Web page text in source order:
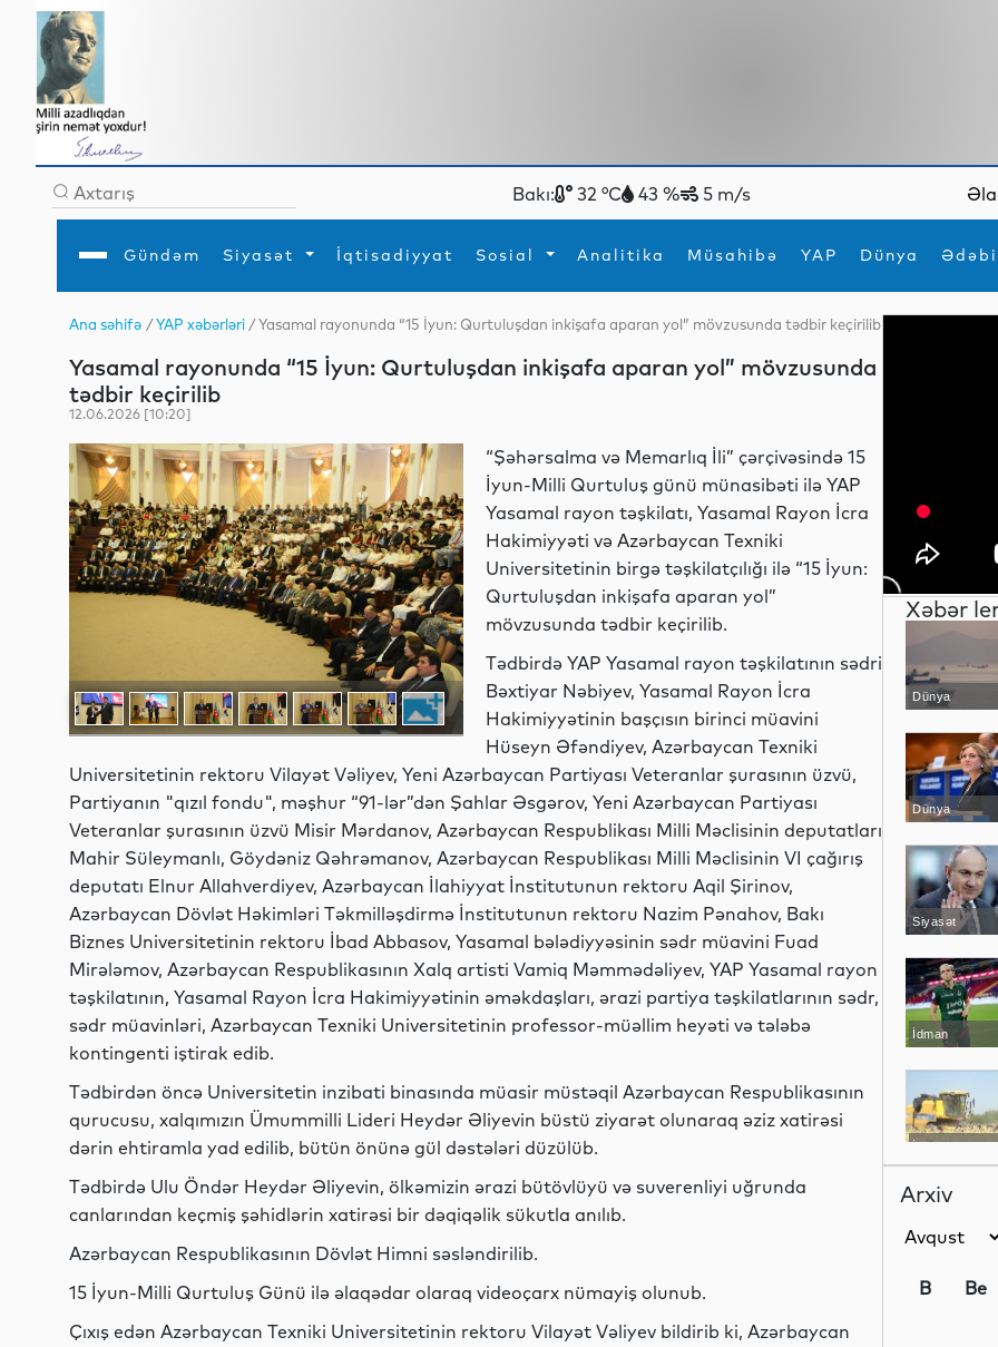
Bakı: 32 °C 43 % 5 m/s
Gündəm Siyasət İqtisadiyyat Sosial Analitika Müsahibə YAP Dünya
Gündəm
İqtisadiyyat
YAP
Analitika
Mədəniyyət
Müsahibə
MEDİA
Siyasət
Xarici siyasətTurizm
Diaspor
İdmanYeni texnologiyalar
Ana səhifə /YAP xəbərləri / Yasamal rayonunda “15 İyun: Qurtuluşdan inkişafa aparan yol” mövzusunda tədbir keçirilib
Yasamal rayonunda “15 İyun: Qurtuluşdan inkişafa aparan yol” mövzusunda
tədbir keçirilib
12.06.2026 [10:20]
“Şəhərsalma və Memarlıq İli” çərçivəsində 15
İyun-Milli Qurtuluş günü münasibəti ilə YAP
Yasamal rayon təşkilatı, Yasamal Rayon İcra
Hakimiyyəti və Azərbaycan Texniki
Universitetinin birgə təşkilatçılığı ilə “15 İyun:
Qurtuluşdan inkişafa aparan yol”
mövzusunda tədbir keçirilib.
Tədbirdə YAP Yasamal rayon təşkilatının sədri
Bəxtiyar Nəbiyev, Yasamal Rayon İcra
Hakimiyyətinin başçısın birinci müavini
Hüseyn Əfəndiyev, Azərbaycan Texniki
Universitetinin rektoru Vilayət Vəliyev, Yeni Azərbaycan Partiyası Veteranlar şurasının üzvü,
Partiyanın "qızıl fondu", məşhur “91-lər”dən Şahlar Əsgərov, Yeni Azərbaycan Partiyası
Veteranlar şurasının üzvü Misir Mərdanov, Azərbaycan Respublikası Milli Məclisinin deputatları
Mahir Süleymanlı, Göydəniz Qəhrəmanov, Azərbaycan Respublikası Milli Məclisinin VI çağırış
deputatı Elnur Allahverdiyev, Azərbaycan İlahiyyat İnstitutunun rektoru Aqil Şirinov,
Azərbaycan Dövlət Həkimləri Təkmilləşdirmə İnstitutunun rektoru Nazim Pənahov, Bakı
Biznes Universitetinin rektoru İbad Abbasov, Yasamal bələdiyyəsinin sədr müavini Fuad
Mirələmov, Azərbaycan Respublikasının Xalq artisti Vamiq Məmmədəliyev, YAP Yasamal rayon
təşkilatının, Yasamal Rayon İcra Hakimiyyətinin əməkdaşları, ərazi partiya təşkilatlarının sədr,
sədr müavinləri, Azərbaycan Texniki Universitetinin professor-müəllim heyəti və tələbə
kontingenti iştirak edib.
Tədbirdən öncə Universitetin inzibati binasında müasir müstəqil Azərbaycan Respublikasının
qurucusu, xalqımızın Ümummilli Lideri Heydər Əliyevin büstü ziyarət olunaraq əziz xatirəsi
dərin ehtiramla yad edilib, bütün önünə gül dəstələri düzülüb.
Tədbirdə Ulu Öndər Heydər Əliyevin, ölkəmizin ərazi bütövlüyü və suverenliyi uğrunda
canlarından keçmiş şəhidlərin xatirəsi bir dəqiqəlik sükutla anılıb.
Azərbaycan Respublikasının Dövlət Himni səsləndirilib.
15 İyun-Milli Qurtuluş Günü ilə əlaqədar olaraq videoçarx nümayiş olunub.
Çıxış edən Azərbaycan Texniki Universitetinin rektoru Vilayət Vəliyev bildirib ki, Azərbaycan
Xəbər
Dünya
Dünya
Siyasət
İdman
İqtisadiyyat
Arxiv
B Be